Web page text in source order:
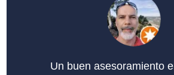
Un buen asesoramiento